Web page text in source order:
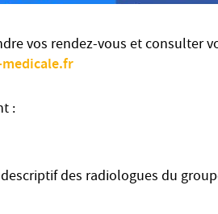
vos rendez-vous et consulter
:
des radiologues du